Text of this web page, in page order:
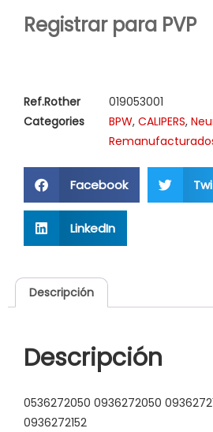
Registrar para PVP
Ref.Rother
019053001
Categories
BPW, CALIPERS,
Facebook
LinkedIn
Descripción
Descripción
0536272050 0936272050
0936272152